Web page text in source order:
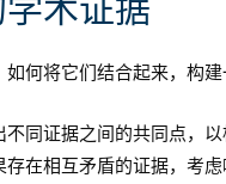
何将它们结合起来，构建
不同证据之间的共同点，以
存在相互矛盾的证据，考